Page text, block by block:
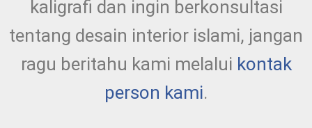
kaligrafi dan ingin berkonsultasi
tentang desain interior islami, jangan
ragu beritahu kami melalui kontak
person kami.